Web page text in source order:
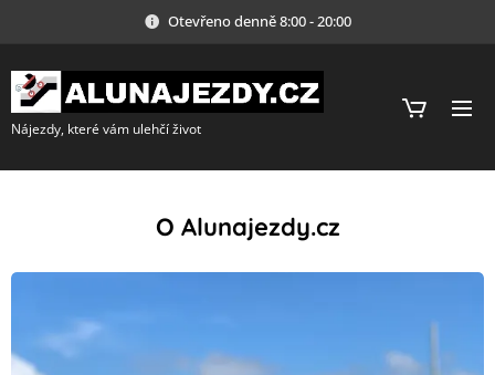
Otevřeno denně 8:00 - 20:00
Nájezdy, které vám ulehčí život
O Alunajezdy.cz